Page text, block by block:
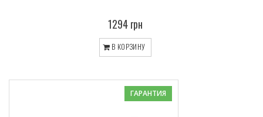
1294 грн
В КОРЗИНУ
ГАРАНТИЯ